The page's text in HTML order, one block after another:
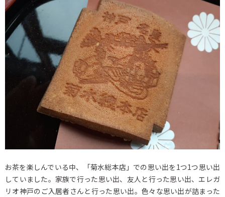
お茶を楽しんでいる中、「菊水総本店」での思い出を1つ1つ思い出
していました。家族で行った思い出、友人と行った思い出、エレガ
リオ神戸のご入居者さんと行った思い出。色々な思い出が詰まった